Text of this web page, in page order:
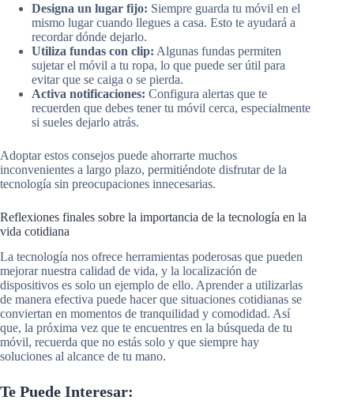
Designa un lugar fijo: Siempre guarda tu móvil en el
mismo lugar cuando llegues a casa. Esto te ayudará a
recordar dónde dejarlo.
Utiliza fundas con clip: Algunas fundas permiten
sujetar el móvil a tu ropa, lo que puede ser útil para
evitar que se caiga o se pierda.
Activa notificaciones: Configura alertas que te
recuerden que debes tener tu móvil cerca, especialmente
si sueles dejarlo atrás.
Adoptar estos consejos puede ahorrarte muchos
inconvenientes a largo plazo, permitiéndote disfrutar de la
tecnología sin preocupaciones innecesarias.
Reflexiones finales sobre la importancia de la tecnología en la
vida cotidiana
La tecnología nos ofrece herramientas poderosas que pueden
mejorar nuestra calidad de vida, y la localización de
dispositivos es solo un ejemplo de ello. Aprender a utilizarlas
de manera efectiva puede hacer que situaciones cotidianas se
conviertan en momentos de tranquilidad y comodidad. Así
que, la próxima vez que te encuentres en la búsqueda de tu
móvil, recuerda que no estás solo y que siempre hay
soluciones al alcance de tu mano.
Te Puede Interesar: